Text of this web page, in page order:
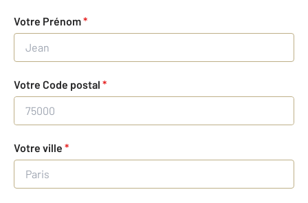
Votre Prénom*
Votre Code postal *
Votre ville *